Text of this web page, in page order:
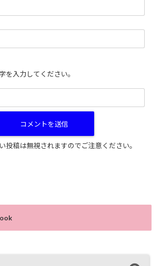
を入力してください。
投稿は無視されますのでご注意ください。